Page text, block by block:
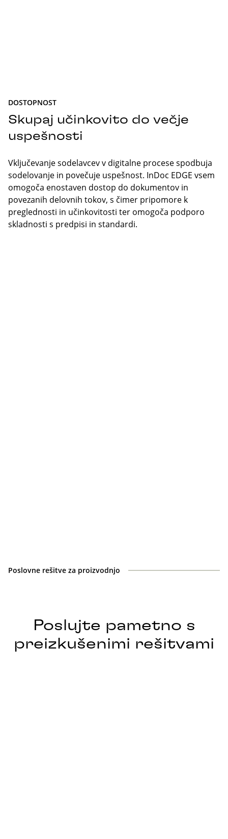
DOSTOPNOST
Skupaj učinkovito do večje
uspešnosti
Vključevanje sodelavcev v digitalne procese spodbuja
sodelovanje in povečuje uspešnost. InDoc EDGE vsem
omogoča enostaven dostop do dokumentov in
povezanih delovnih tokov, s čimer pripomore k
preglednosti in učinkovitosti ter omogoča podporo
skladnosti s predpisi in standardi.
Poslovne rešitve za proizvodnjo
Poslujte pametno s
preizkušenimi rešitvami